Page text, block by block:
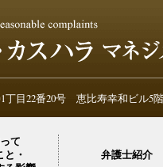
丁目22番20号 恵比寿幸和ビル5階
て
と・
弁護士紹介